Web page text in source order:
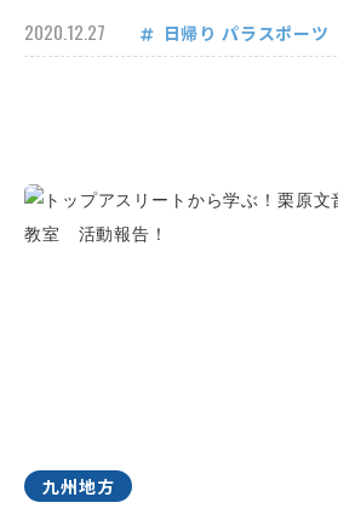
2020.12.27 日帰り パラスポーツ
九州地方